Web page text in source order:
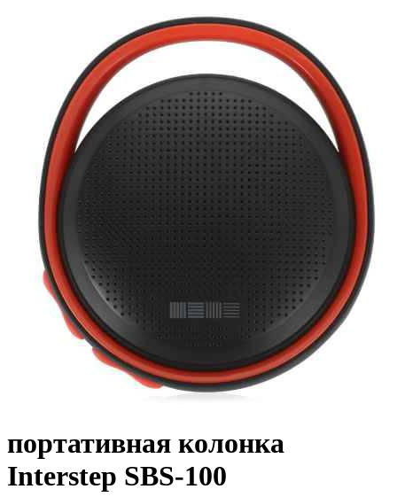
портативная колонка
Interstep SBS-100